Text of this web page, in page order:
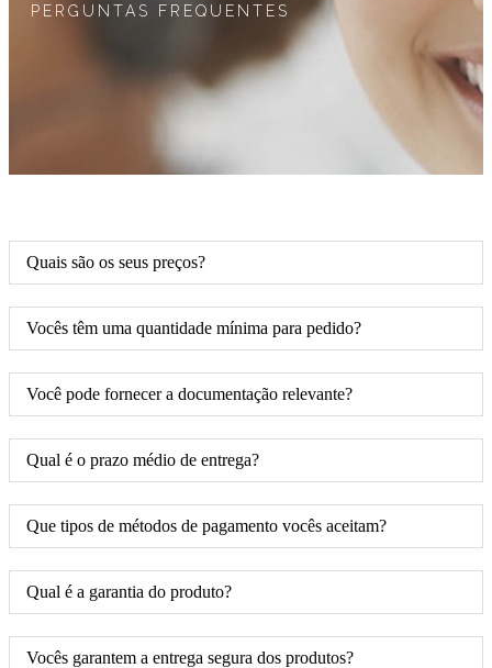
PERGUNTAS FREQUENTES
Quais são os seus preços?
Vocês têm uma quantidade mínima para pedido?
Você pode fornecer a documentação relevante?
Qual é o prazo médio de entrega?
Que tipos de métodos de pagamento vocês aceitam?
Qual é a garantia do produto?
Vocês garantem a entrega segura dos produtos?